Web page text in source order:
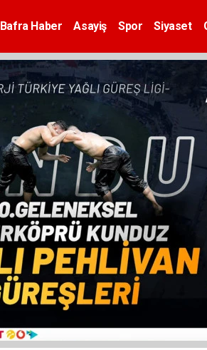
Bafra Haber Asayiş Spor Siyaset